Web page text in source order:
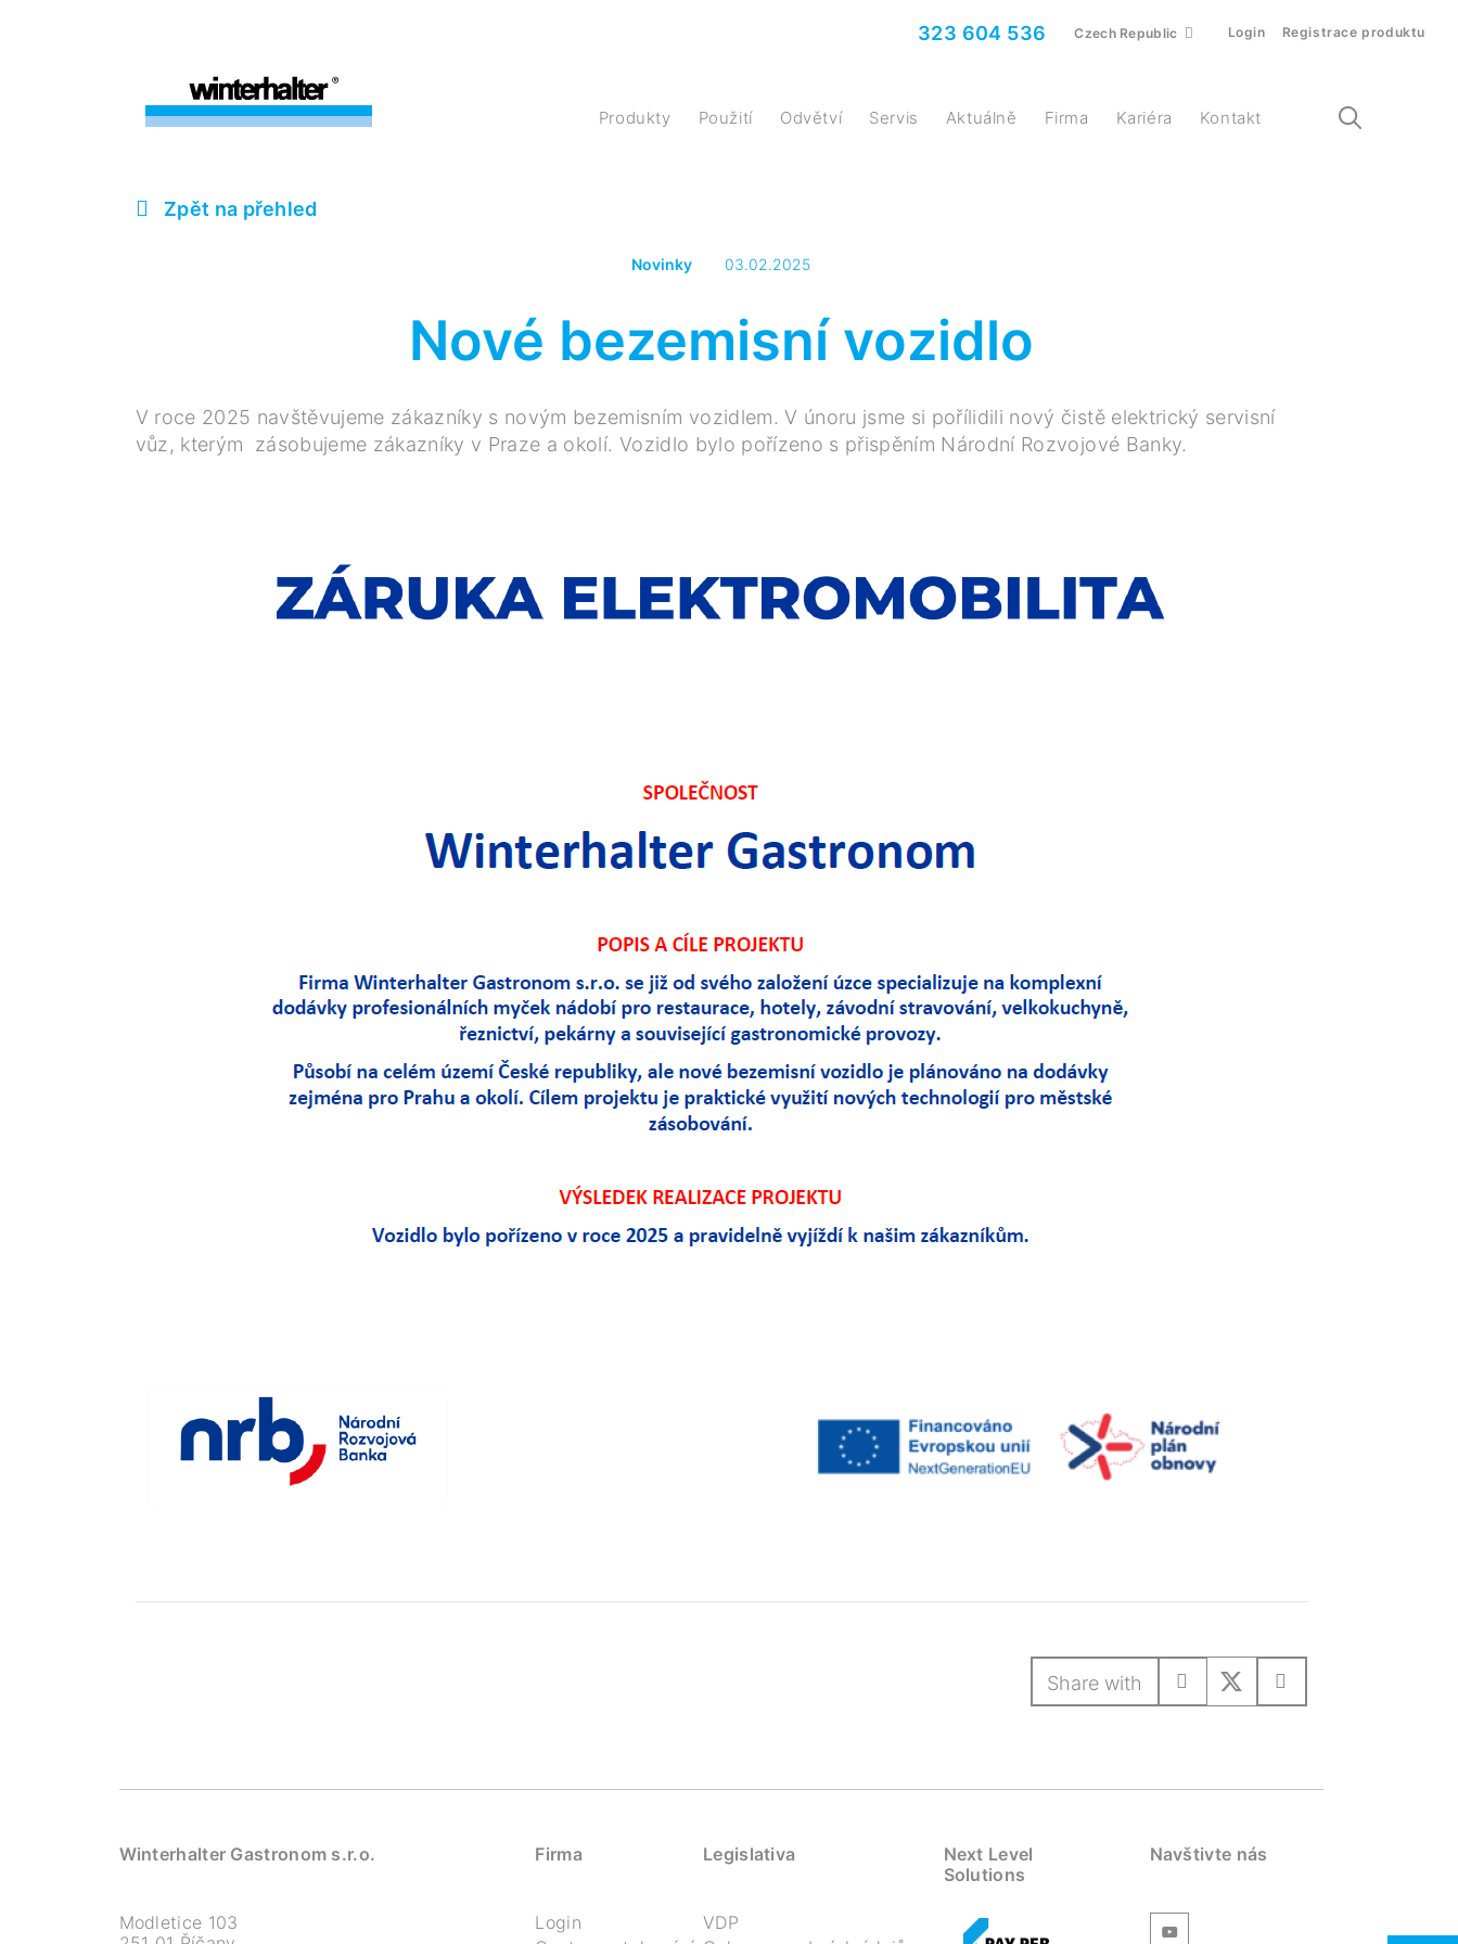
323 604 536 Czech Republic Login Registrace produktu
Produkty Použití Odvětví Servis Aktuálně Firma Kariéra Kontakt
Zpět na přehled
Novinky 03.02.2025
Nové bezemisní vozidlo
V roce 2025 navštěvujeme zákazníky s novým bezemisním vozidlem. V únoru jsme si pořílidili nový čistě elektrický servisní
vůz, kterým zásobujeme zákazníky v Praze a okolí. Vozidlo bylo pořízeno s přispěním Národní Rozvojové Banky.
Share with
Winterhalter Gastronom s.r.o.
Modletice 103
Firma
Login
Legislativa
VDP
Next Level
Solutions
Navštivte nás